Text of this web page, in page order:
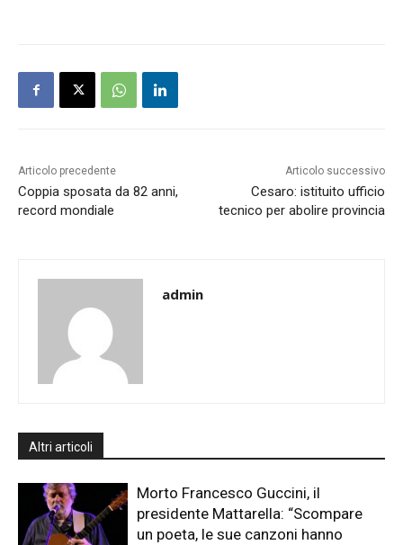
Articolo precedente
Coppia sposata da 82 anni,
record mondiale
Articolo successivo
Cesaro: istituito ufficio
tecnico per abolire provincia
admin
Altri articoli
Morto Francesco Guccini, il
presidente Mattarella: “Scompare
un poeta, le sue canzoni hanno